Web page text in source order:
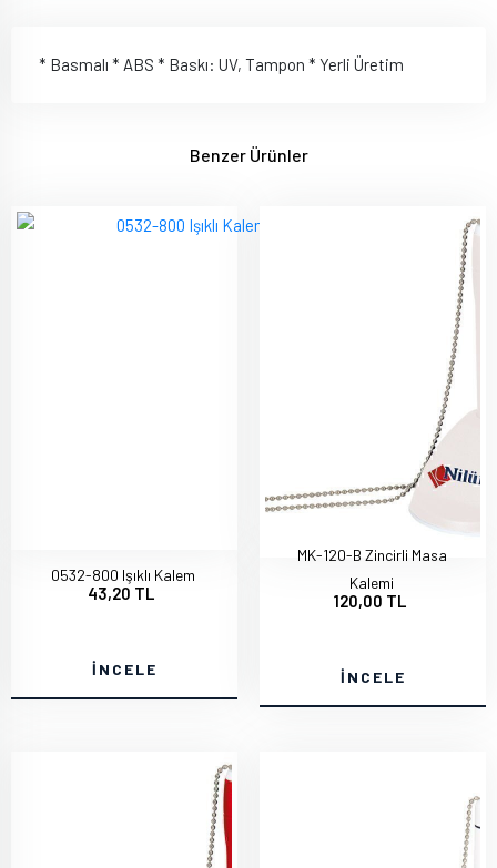
* Basmalı * ABS * Baskı: UV, Tampon * Yerli Üretim
Benzer Ürünler
0532-800 Işıklı Kalem
43,20 TL
İNCELE
MK-120-B Zincirli Masa
Kalemi
120,00 TL
İNCELE